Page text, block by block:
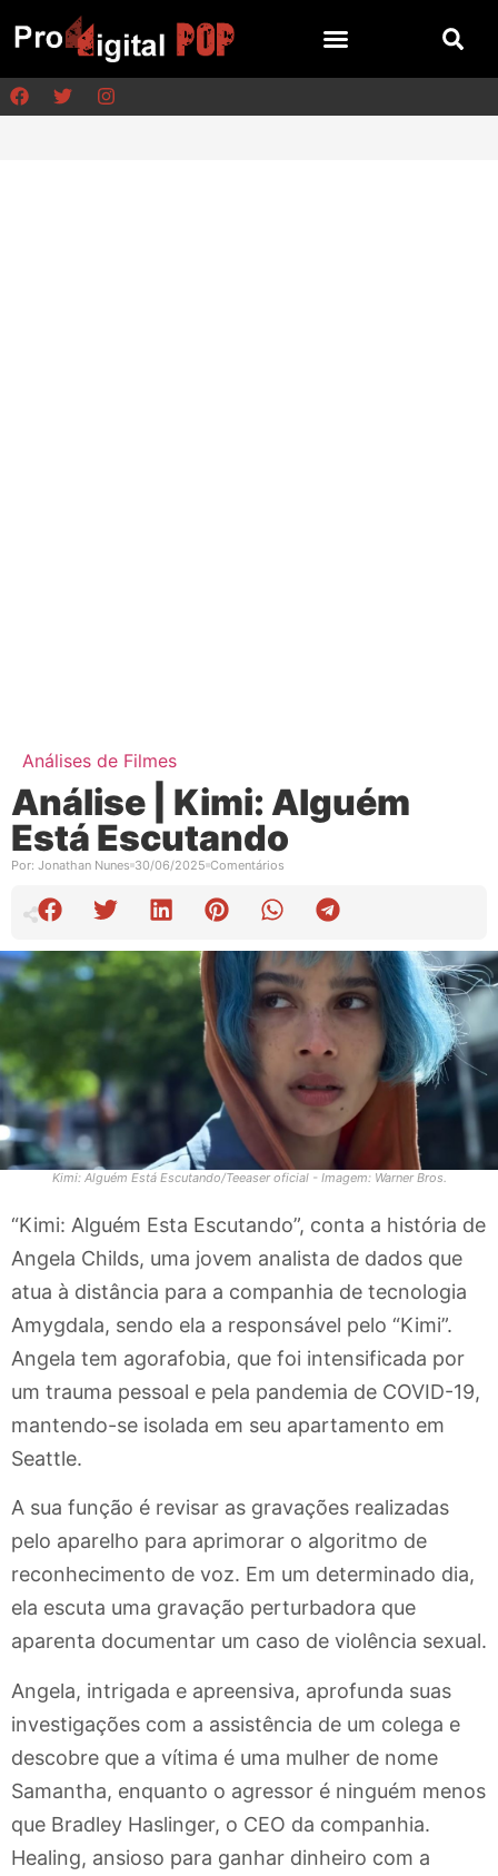
Análises de Filmes
Análise | Kimi: Alguém
Está Escutando
Por: Jonathan Nunes 30/06/2025 Comentários
Kimi: Alguém Está Escutando/Teeaser oficial - Imagem: Warner Bros.
“Kimi: Alguém Esta Escutando”, conta a história de
Angela Childs, uma jovem analista de dados que
atua à distância para a companhia de tecnologia
Amygdala, sendo ela a responsável pelo “Kimi”.
Angela tem agorafobia, que foi intensificada por
um trauma pessoal e pela pandemia de COVID-19,
mantendo-se isolada em seu apartamento em
Seattle.
A sua função é revisar as gravações realizadas
pelo aparelho para aprimorar o algoritmo de
reconhecimento de voz. Em um determinado dia,
ela escuta uma gravação perturbadora que
aparenta documentar um caso de violência sexual.
Angela, intrigada e apreensiva, aprofunda suas
investigações com a assistência de um colega e
descobre que a vítima é uma mulher de nome
Samantha, enquanto o agressor é ninguém menos
que Bradley Haslinger, o CEO da companhia.
Healing, ansioso para ganhar dinheiro com a